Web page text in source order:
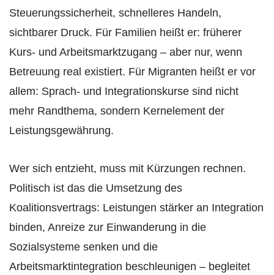
Steuerungssicherheit, schnelleres Handeln,
sichtbarer Druck. Für Familien heißt er: früherer
Kurs- und Arbeitsmarktzugang – aber nur, wenn
Betreuung real existiert. Für Migranten heißt er vor
allem: Sprach- und Integrationskurse sind nicht
mehr Randthema, sondern Kernelement der
Leistungsgewährung.
Wer sich entzieht, muss mit Kürzungen rechnen.
Politisch ist das die Umsetzung des
Koalitionsvertrags: Leistungen stärker an Integration
binden, Anreize zur Einwanderung in die
Sozialsysteme senken und die
Arbeitsmarktintegration beschleunigen – begleitet